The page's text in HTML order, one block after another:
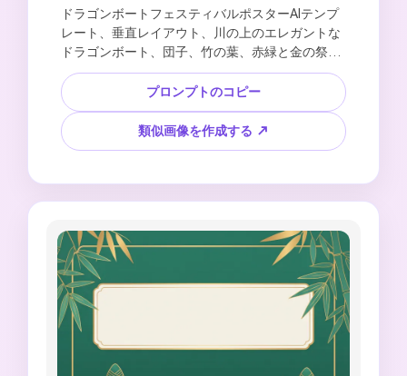
ドラゴンボートフェスティバルポスターAIテンプ
レート、垂直レイアウト、川の上のエレガントな
ドラゴンボート、団子、竹の葉、赤緑と金の祭り
のパレット、中国の雲のパターン、幸せなドラゴ
ンボートフェスティバルのテキストのためのきれ
いな空白の見出し領域、磨かれたコマーシャルポ
スターのデザイン、読みやすいテキスト、ロゴ、
公式シール、著作権で保護されたアートワークな
プロンプトのコピー
類似画像を作成する ↗